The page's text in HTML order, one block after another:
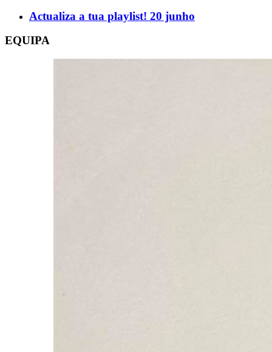
Actualiza a tua playlist! 20 junho
EQUIPA